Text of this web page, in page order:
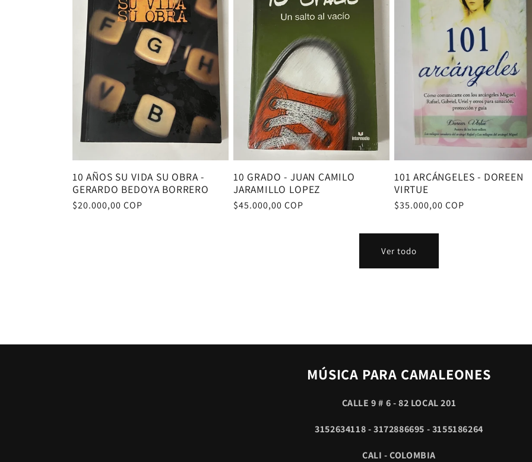
10 AÑOS SU VIDA SU OBRA -
GERARDO BEDOYA BORRERO
Precio
$20.000,00 COP
10 GRADO - JUAN CAMILO
JARAMILLO LOPEZ
Precio
$45.000,00 COP
101 ARCÁNGELES - DOREEN
VIRTUE
Precio
$35.000,00 COP
Ver todo
MÚSICA PARA CAMALEONES
CALLE 9 # 6 - 82 LOCAL 201
3152634118 - 3172886695 - 3155186264
CALI - COLOMBIA